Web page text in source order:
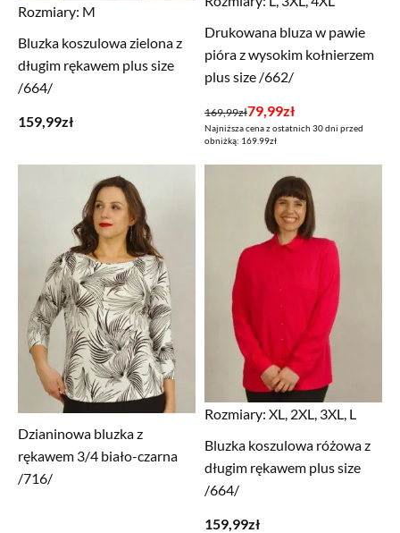
Rozmiary: M
Bluzka koszulowa zielona z
długim rękawem plus size
/664/
159,99zł
Drukowana bluza w pawie
pióra z wysokim kołnierzem
plus size /662/
169,99zł
Pierwotna
cena
79,99zł
Aktualna
cena
Najniższa cena z ostatnich 30 dni przed
obniżką: 169.99zł
Dzianinowa bluzka z
rękawem 3/4 biało-czarna
/716/
Rozmiary: XL, 2XL, 3XL, L
Bluzka koszulowa różowa z
długim rękawem plus size
/664/
159,99zł